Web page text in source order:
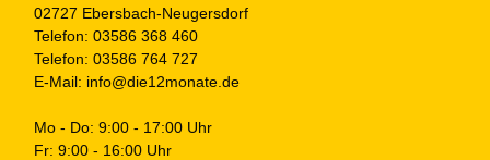
02727 Ebersbach-Neugersdorf
Telefon: 03586 368 460
Telefon: 03586 764 727
E-Mail: info@die12monate.de
Mo - Do: 9:00 - 17:00 Uhr
Fr: 9:00 - 16:00 Uhr